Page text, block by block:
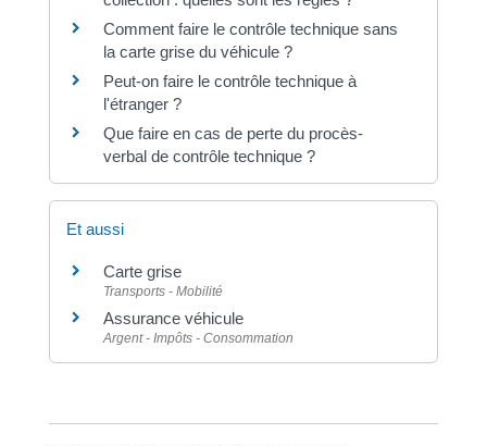
Comment faire le contrôle technique sans
la carte grise du véhicule ?
Peut-on faire le contrôle technique à
l'étranger ?
Que faire en cas de perte du procès-
verbal de contrôle technique ?
Et aussi
Carte grise
Transports - Mobilité
Assurance véhicule
Argent - Impôts - Consommation